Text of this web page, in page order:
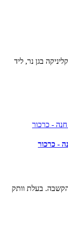
בגן נר, ליד
- כרכור
בעלת וותק